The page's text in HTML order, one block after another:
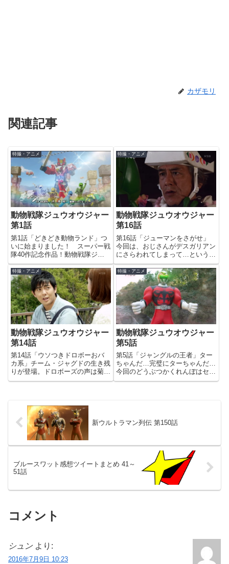
カザモリ
関連記事
特撮・アニメ
動物戦隊ジュウオウジャー
第1話
第1話「どきどき動物ランド」つ
いに始まりました！ スーパー戦
隊40作記念作品！動物戦隊ジュ
ウオウジャー！！ジュウオウジャ
ーのスタートに伴って、SHTの
OP映像も一新。新番組が始まっ
た感ありますよね。どうぶつかく
れんぼって何だよｗｗｗ40人の...
特撮・アニメ
動物戦隊ジュウオウジャー
第16話
第16話「ジューマンをさがせ」
今回は、おじさんがデスガリアン
にさらわれてしまって…というお
話。なぜデスガリアンが人さらい
をしていたかというと…実は重要
な展開への前振りでした。「たぶ
んデスガリアンには、人間の着ぐ
るみとジューマンの区別がつか
な...
特撮・アニメ
動物戦隊ジュウオウジャー
第14話
第14話「ウソつきドロボーおバ
カ系」チーム・ジャグドの生き残
りが登場。ドロボーズの声は菊池
正美さん。ZZのイーノや、ドラ
にも特撮作品への出演は初とのこ
と。っていうか、なんでジャグド
の...
特撮・アニメ
動物戦隊ジュウオウジャー
第5話
第5話「ジャングルの王者」ター
ちゃんだ…完璧にターちゃんだ…
今回のどうぶつかくれんぼはセラ
が担当。今回セラメイン回じゃな
新ウルトラマン列伝 第150話
ブルースワット感想ツイートまとめ 41～
51話
コメント
シュン より:
2016年7月9日 10:23